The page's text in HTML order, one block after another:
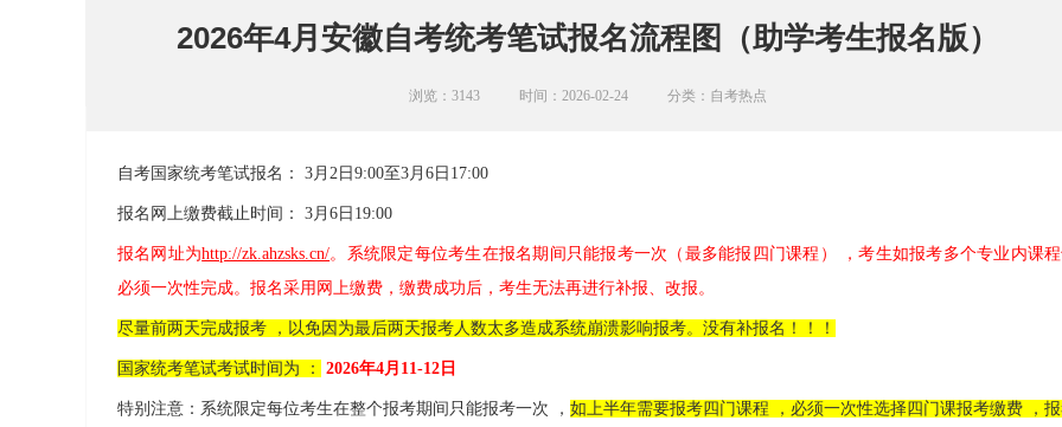
2026年4月安徽自考统考笔试报名流程图（助学考生报名版）
浏览：3143 时间：2026-02-24 分类：自考热点
自考国家统考笔试报名： 3月2日9:00至3月6日17:00
报名网上缴费截止时间： 3月6日19:00
报名网址为http://zk.ahzsks.cn/。系统限定每位考生在报名期间只能报考一次（最多能报四门课程） ，考生如报考多个专业内课
必须一次性完成。报名采用网上缴费，缴费成功后，考生无法再进行补报、改报。
尽量前两天完成报考 ，以免因为最后两天报考人数太多造成系统崩溃影响报考。没有补报名！！！
国家统考笔试考试时间为 ： 2026年4月11-12日
特别注意：系统限定每位考生在整个报考期间只能报考一次 ，如上半年需要报考四门课程 ，必须一次性选择四门课报考缴费 ，